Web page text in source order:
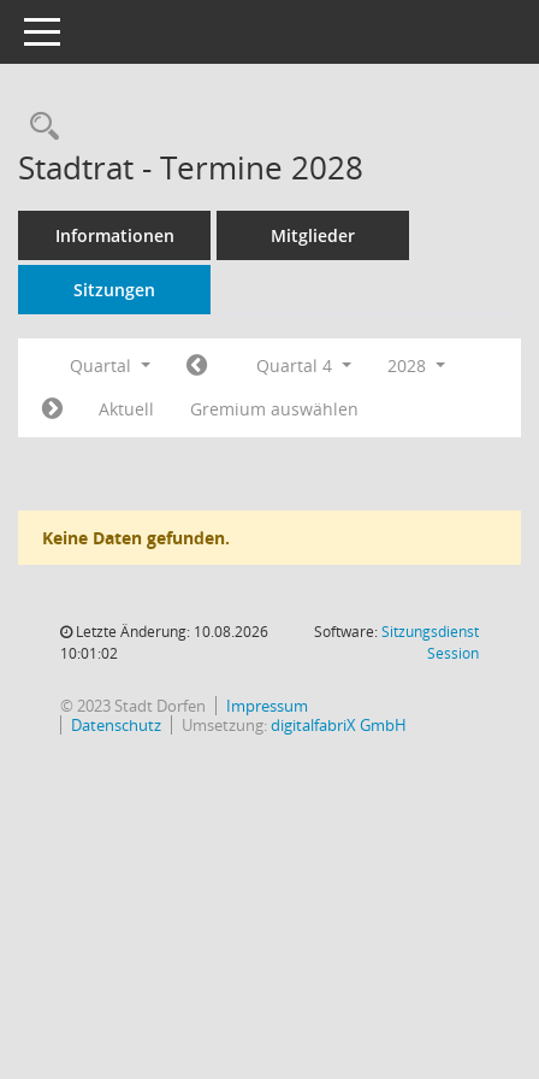
Toggle navigation
Rechercheauswahl
Stadtrat - Termine 2028
Informationen Mitglieder
Sitzungen
Quartal Quartal 4
2028
Aktuell
Gremium auswählen
Keine Daten gefunden.
Letzte Änderung: 10.08.2026
10:01:02
Software:Sitzungsdienst
Session(Wird in
© 2023 Stadt Dorfen
Impressum
Datenschutz
Umsetzung:digitalfabriX GmbH